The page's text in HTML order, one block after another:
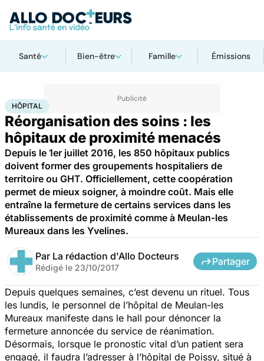
Santé Bien-être Famille Émissions
AccueilSanté
HÔPITAL
Réorganisation des soins : les
hôpitaux de proximité menacés
Depuis le 1er juillet 2016, les 850 hôpitaux publics
doivent former des groupements hospitaliers de
territoire ou GHT. Officiellement, cette coopération
permet de mieux soigner, à moindre coût. Mais elle
entraîne la fermeture de certains services dans les
établissements de proximité comme à Meulan-les
Mureaux dans les Yvelines.
Par La rédaction d'Allo Docteurs
Rédigé le 23/10/2017
Partager
Depuis quelques semaines, c’est devenu un rituel. Tous
les lundis, le personnel de l’hôpital de Meulan-les
Mureaux manifeste dans le hall pour dénoncer la
fermeture annoncée du service de réanimation.
Désormais, lorsque le pronostic vital d’un patient sera
engagé, il faudra l’adresser à l’hôpital de Poissy, situé à